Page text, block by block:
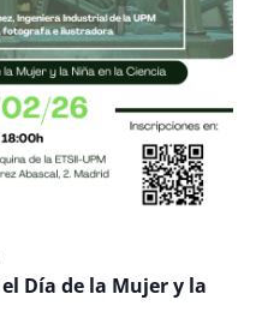
Día de la Mujer y la